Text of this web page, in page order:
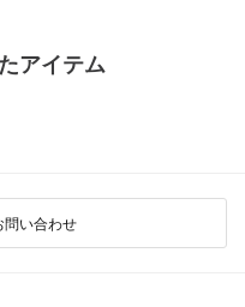
アイテム
問い合わせ